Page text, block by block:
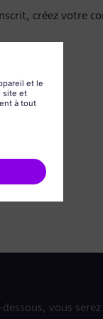
créez votre
vous